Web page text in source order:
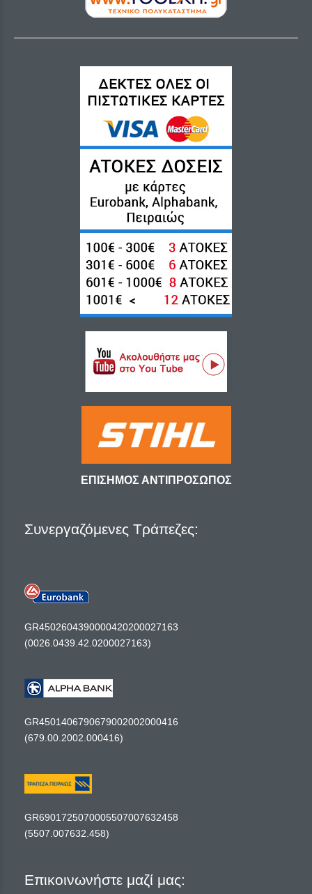
ΕΠΙΣΗΜΟΣ ΑΝΤΙΠΡΟΣΩΠΟΣ
Συνεργαζόμενες Τράπεζες:
GR4502604390000420200027163
(0026.0439.42.0200027163)
GR4501406790679002002000416
(679.00.2002.000416)
GR6901725070005507007632458
(5507.007632.458)
Επικοινωνήστε μαζί μας: